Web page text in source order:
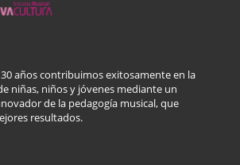
30 años contribuimos exitosamente en la
niñas, niños y jóvenes mediante un
de la pedagogía musical, que
resultados.